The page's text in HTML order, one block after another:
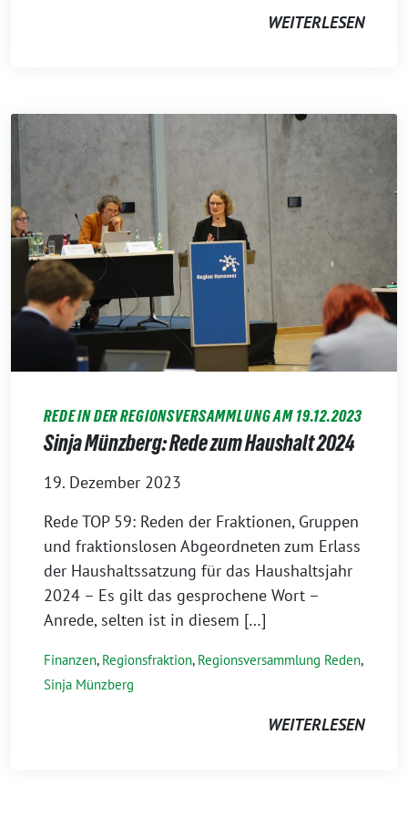
WEITERLESEN
REDE IN DER REGIONSVERSAMMLUNG AM 19.12.2023
Sinja Münzberg: Rede zum Haushalt 2024
19. Dezember 2023
Rede TOP 59: Reden der Fraktionen, Gruppen
und fraktionslosen Abgeordneten zum Erlass
der Haushaltssatzung für das Haushaltsjahr
2024 – Es gilt das gesprochene Wort –
Anrede, selten ist in diesem […]
Finanzen, Regionsfraktion, Regionsversammlung Reden,
Sinja Münzberg
WEITERLESEN